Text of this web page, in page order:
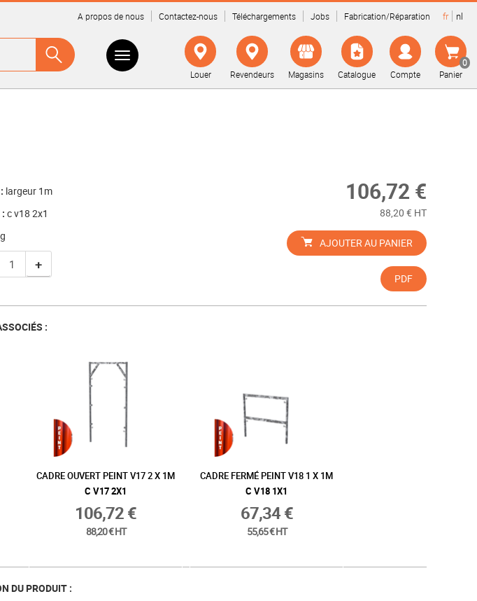
A propos de nous Contactez-nous Téléchargements Jobs Fabrication/Réparation fr nl
0
Panier
Compte
Catalogue
Magasins
Revendeurs
Louer
largeur 1m
: c v18 2x1
+
106,72 €
88,20 € HT
AJOUTER AU PANIER
PDF
:
CADRE OUVERT PEINT V17 2 X 1M
C V17 2X1
106,72 €
88,20 € HT
CADRE FERMÉ PEINT V18 1 X 1M
C V18 1X1
67,34 €
55,65 € HT
DU PRODUIT :